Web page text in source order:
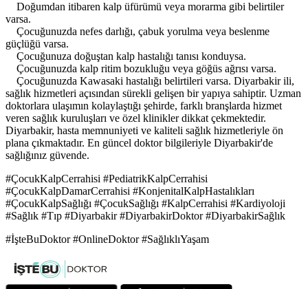
Doğumdan itibaren kalp üfürümü veya morarma gibi belirtiler
varsa.
Çocuğunuzda nefes darlığı, çabuk yorulma veya beslenme
güçlüğü varsa.
Çocuğunuza doğuştan kalp hastalığı tanısı konduysa.
Çocuğunuzda kalp ritim bozukluğu veya göğüs ağrısı varsa.
Çocuğunuzda Kawasaki hastalığı belirtileri varsa. Diyarbakir ili,
sağlık hizmetleri açısından sürekli gelişen bir yapıya sahiptir. Uzman
doktorlara ulaşımın kolaylaştığı şehirde, farklı branşlarda hizmet
veren sağlık kuruluşları ve özel klinikler dikkat çekmektedir.
Diyarbakir, hasta memnuniyeti ve kaliteli sağlık hizmetleriyle ön
plana çıkmaktadır. En güncel doktor bilgileriyle Diyarbakir'de
sağlığınız güvende.
#ÇocukKalpCerrahisi #PediatrikKalpCerrahisi
#ÇocukKalpDamarCerrahisi #KonjenitalKalpHastalıkları
#ÇocukKalpSağlığı #ÇocukSağlığı #KalpCerrahisi #Kardiyoloji
#Sağlık #Tıp #Diyarbakir #DiyarbakirDoktor #DiyarbakirSağlık
#İşteBuDoktor #OnlineDoktor #SağlıklıYaşam